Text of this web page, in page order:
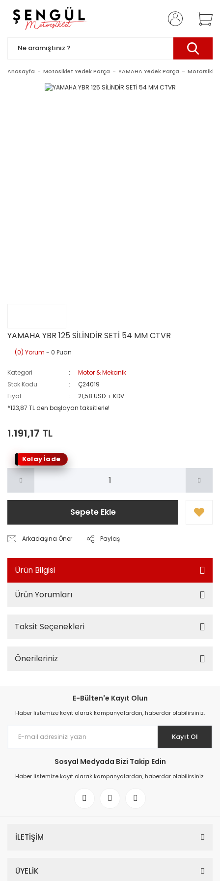
Anasayfa Motosiklet Yedek Parça YAMAHA Yedek Parça Motorsiklet
YAMAHA YBR 125 SİLİNDİR SETİ 54 MM CTVR
(0) Yorum - 0 Puan
Kategori
Motor & Mekanik
Stok Kodu
Ç24019
Fiyat
21,58 USD + KDV
*123,87 TL den başlayan taksitlerle!
1.191,17 TL
Kolay İade
Sepete Ekle
Arkadaşına Öner Paylaş
Ürün Bilgisi
Ürün Yorumları
Taksit Seçenekleri
Önerileriniz
E-Bülten'e Kayıt Olun
Haber listemize kayıt olarak kampanyalardan, haberdar olabilirsiniz.
Kayıt Ol
Sosyal Medyada Bizi Takip Edin
Haber listemize kayıt olarak kampanyalardan, haberdar olabilirsiniz.
İLETİŞİM
ÜYELİK